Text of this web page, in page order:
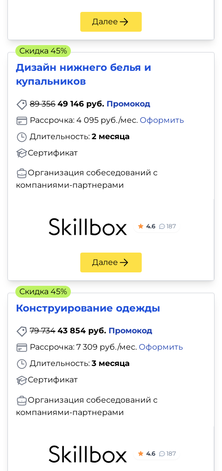
Далее
Дизайн нижнего белья и
купальников
89 356 49 146 руб. Промокод
Длительность: 2 месяца
Сертификат
Рассрочка: 4 095 руб./мес. Оформить
Организация собеседований с
компаниями-партнерами
4.6 187
Далее
Скидка 45%
Конструирование одежды
79 734 43 854 руб. Промокод
Длительность: 3 месяца
Сертификат
Рассрочка: 7 309 руб./мес. Оформить
Организация собеседований с
компаниями-партнерами
4.6 187
Скидка 45%